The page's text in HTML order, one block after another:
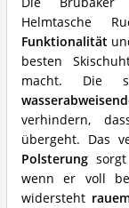
Helmtasche
Funktionalität
besten
macht. Die
verhindern,
übergeht. Das
Polsterungsorgt
wenn er voll
widersteht
für
diese
Skischuhtasche?